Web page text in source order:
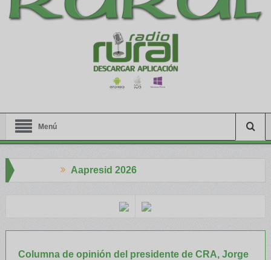
Menú
Aapresid 2026
Columna de opinión del presidente de CRA, Jorge